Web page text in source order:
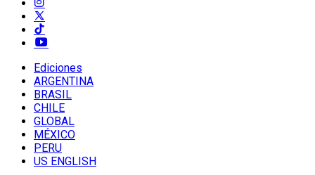
Ediciones
ARGENTINA
BRASIL
CHILE
GLOBAL
MÉXICO
PERU
US ENGLISH